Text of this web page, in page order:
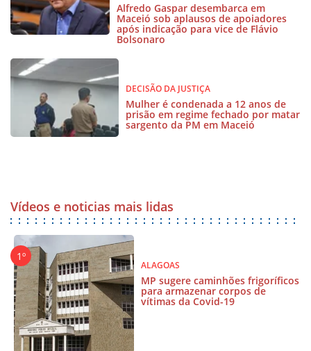
Alfredo Gaspar desembarca em
Maceió sob aplausos de apoiadores
após indicação para vice de Flávio
Bolsonaro
DECISÃO DA JUSTIÇA
Mulher é condenada a 12 anos de
prisão em regime fechado por matar
sargento da PM em Maceió
Vídeos e noticias mais lidas
ALAGOAS
MP sugere caminhões frigoríficos
para armazenar corpos de
vítimas da Covid-19